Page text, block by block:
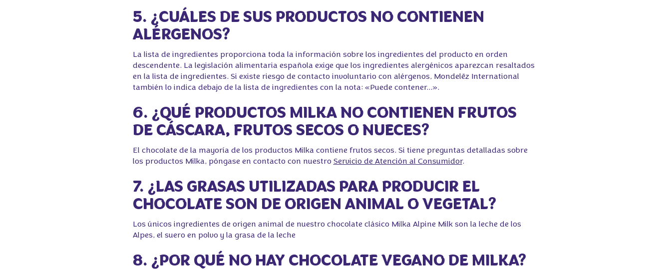
5. ¿CUÁLES DE SUS PRODUCTOS NO CONTIENEN
ALÉRGENOS?
La lista de ingredientes proporciona toda la información sobre los ingredientes del producto en orden
descendente. La legislación alimentaria española exige que los ingredientes alergénicos aparezcan resaltados
en la lista de ingredientes. Si existe riesgo de contacto involuntario con alérgenos, Mondelēz International
también lo indica debajo de la lista de ingredientes con la nota: «Puede contener...».
6. ¿QUÉ PRODUCTOS MILKA NO CONTIENEN FRUTOS
DE CÁSCARA, FRUTOS SECOS O NUECES?
El chocolate de la mayoría de los productos Milka contiene frutos secos. Si tiene preguntas detalladas sobre
los productos Milka, póngase en contacto con nuestro Servicio de Atención al Consumidor.
7. ¿LAS GRASAS UTILIZADAS PARA PRODUCIR EL
CHOCOLATE SON DE ORIGEN ANIMAL O VEGETAL?
Los únicos ingredientes de origen animal de nuestro chocolate clásico Milka Alpine Milk son la leche de los
Alpes, el suero en polvo y la grasa de la leche
8. ¿POR QUÉ NO HAY CHOCOLATE VEGANO DE MILKA?